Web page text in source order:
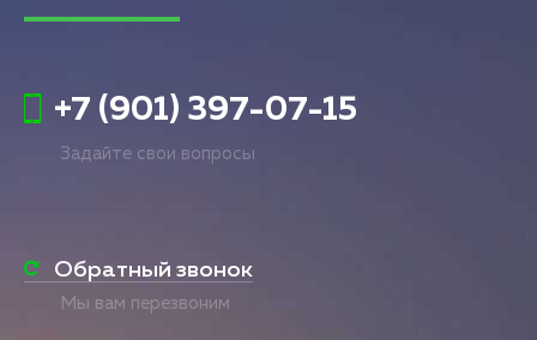
+7 (901) 397-07-15
Задайте свои вопросы
Обратный звонок
Мы вам перезвоним